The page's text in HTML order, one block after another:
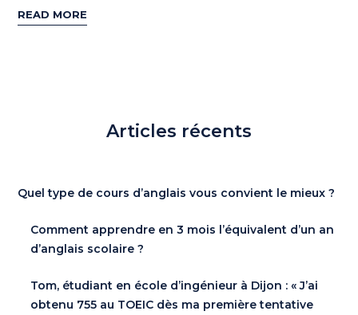
READ MORE
Articles récents
Quel type de cours d’anglais vous convient le mieux ?
Comment apprendre en 3 mois l’équivalent d’un an
d’anglais scolaire ?
Tom, étudiant en école d’ingénieur à Dijon : « J’ai
obtenu 755 au TOEIC dès ma première tentative